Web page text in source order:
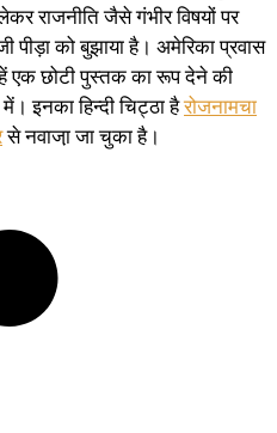
राजनीति जैसे गंभीर विषयों पर
पीड़ा को बुझाया है। अमेरिका प्रवास
एक छोटी पुस्तक का रूप देने की
में। इनका हिन्दी चिट्ठा हैरोजनामचा
से नवाजा़ जा चुका है।